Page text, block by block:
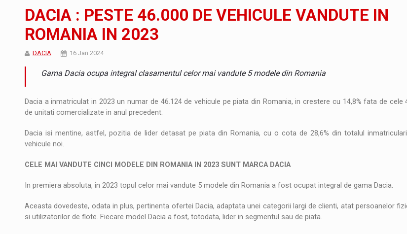
STIRI Orange Cybersecure – noua solutie de securitate cibernetica pentru familie si afaceri
ARTICOLE Cum invatam sa spunem nu intr-o cultura care pedepseste granitele?
DACIA : PESTE 46.000 DE VEHICULE VANDUTE IN
ROMANIA IN 2023
DACIA 16 Jan 2024
Gama Dacia ocupa integral clasamentul celor mai vandute 5 modele din Romania
Dacia a inmatriculat in 2023 un numar de 46.124 de vehicule pe piata din Romania, in crestere cu 14,8% fata de cele
de unitati comercializate in anul precedent.
Dacia isi mentine, astfel, pozitia de lider detasat pe piata din Romania, cu o cota de 28,6% din totalul
vehicule noi.
CELE MAI VANDUTE CINCI MODELE DIN ROMANIA IN 2023 SUNT MARCA DACIA
In premiera absoluta, in 2023 topul celor mai vandute 5 modele din Romania a fost ocupat integral de gama Dacia.
Aceasta dovedeste, odata in plus, pertinenta ofertei Dacia, adaptata unei categorii largi de clienti, atat persoanelor
si utilizatorilor de flote. Fiecare model Dacia a fost, totodata, lider in segmentul sau de piata.